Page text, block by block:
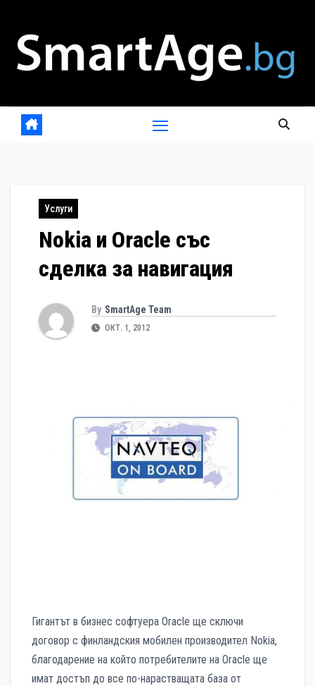
content
Услуги
Nokia и Oracle със
сделка за навигация
By SmartAge Team
ОКТ. 1, 2012
Гигантът в бизнес софтуера Oracle ще сключи
договор с финландския мобилен производител Nokia,
благодарение на който потребителите на Oracle ще
имат достъп до все по-нарастващата база от